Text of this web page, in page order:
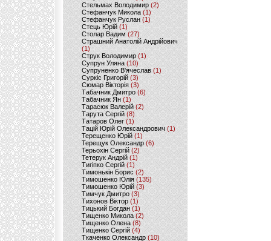
Стельмах Володимир(2)
Стефанчук Микола (1)
Стефанчук Руслан (1)
Стець Юрій (1)
Столар Вадим(27)
Страшний Анатолій Андрійович
(1)
Струк Володимир (1)
Супрун Уляна (10)
Супруненко В'ячеслав (1)
Суркіс Григорій (3)
Сюмар Вікторія (3)
Табачник Дмитро (6)
Табачник Ян(1)
Тарасюк Валерій (2)
Тарута Сергій (8)
Татаров Олег(1)
Тацій Юрій Олександрович(1)
Терещенко Юрій(1)
Терещук Олександр(6)
Терьохін Сергій (2)
Тетерук Андрій (1)
Тигіпко Сергій(1)
Тимонькін Борис (2)
Тимошенко Юлія (135)
Тимошенко Юрій(3)
Тимчук Дмитро (3)
Тихонов Віктор (1)
Тицький Богдан (1)
Тищенко Микола (2)
Тищенко Олена (8)
Тищенко Сергій (4)
Ткаченко Олександр (10)